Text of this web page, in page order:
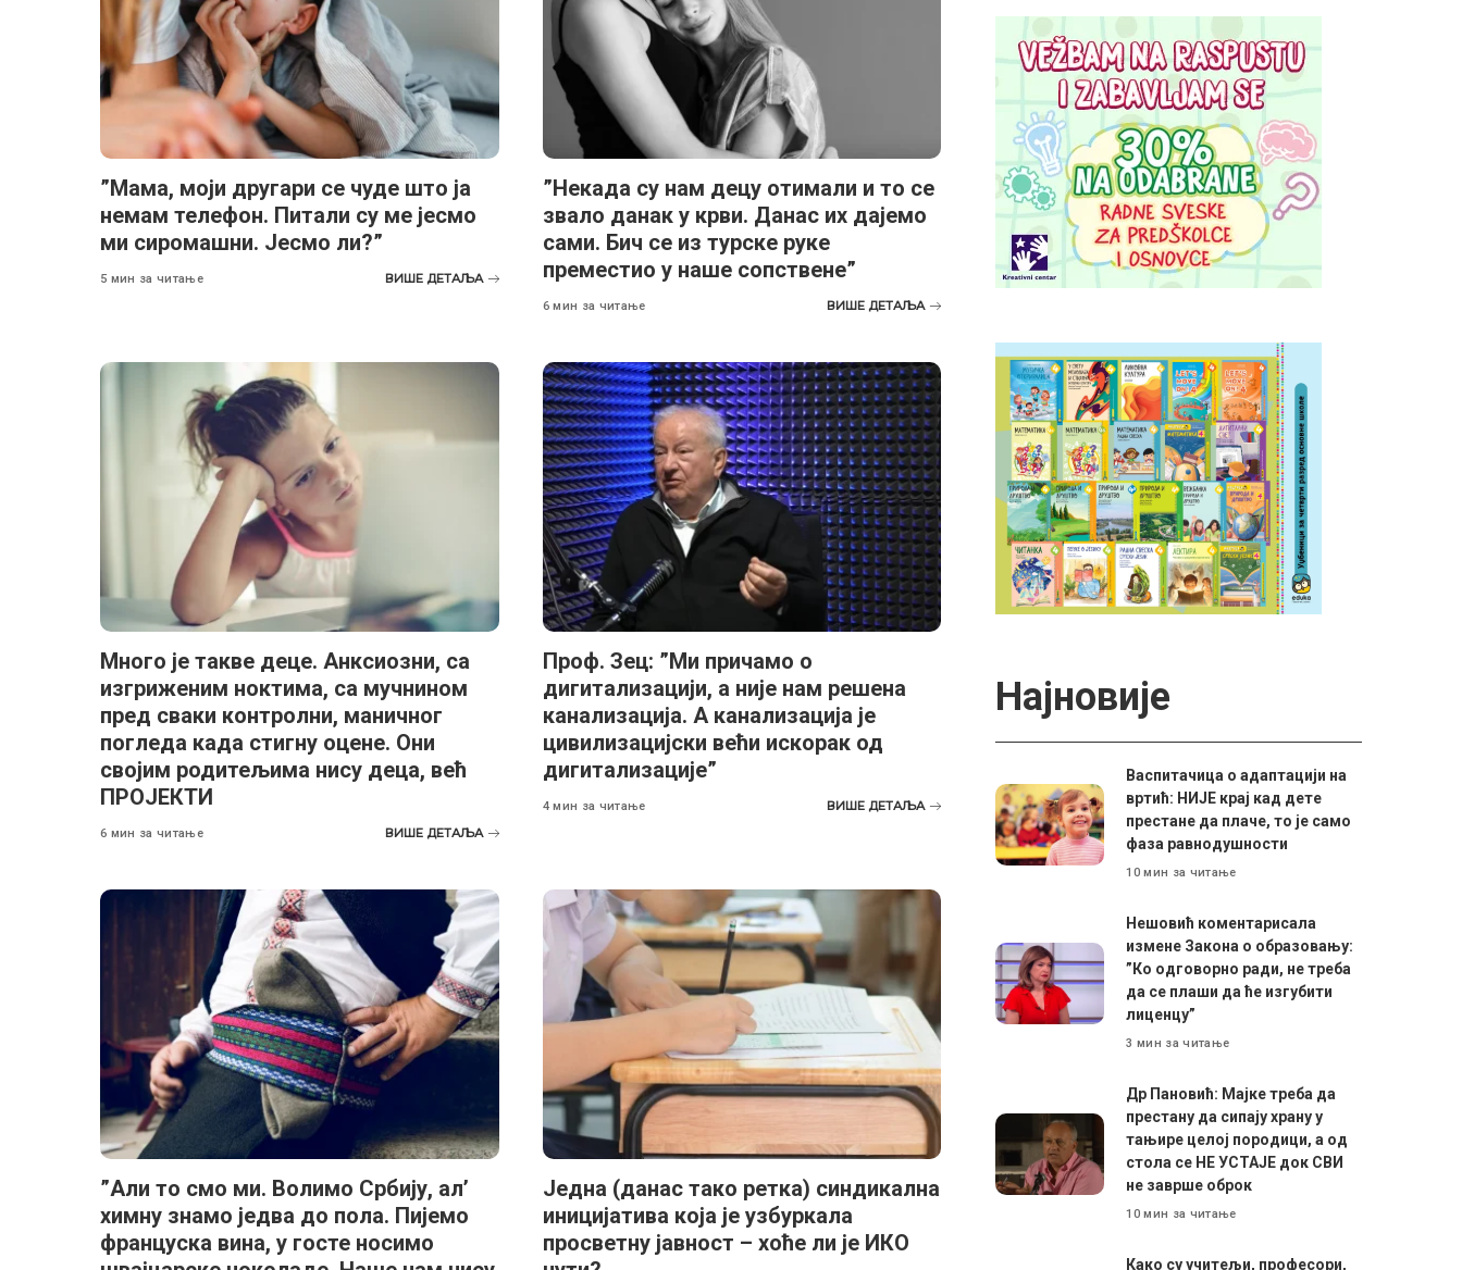
”Мама, моји другари се чуде што ја
немам телефон. Питали су ме јесмо
ми сиромашни. Јесмо ли?”
5 мин за читање ВИШЕ ДЕТАЉА
”Некада су нам децу отимали и то се
звало данак у крви. Данас их дајемо
сами. Бич се из турске руке
преместио у наше сопствене”
6 мин за читање ВИШЕ ДЕТАЉА
Много је такве деце. Анксиозни, са
изгриженим ноктима, са мучнином
пред сваки контролни, маничног
погледа када стигну оцене. Они
својим родитељима нису деца, већ
ПРОЈЕКТИ
6 мин за читање ВИШЕ ДЕТАЉА
Проф. Зец: ”Ми причамо о
дигитализацији, а није нам решена
канализација. А канализација је
цивилизацијски већи искорак од
дигитализације”
4 мин за читање ВИШЕ ДЕТАЉА
”Али то смо ми. Волимо Србију, ал’
химну знамо једва до пола. Пијемо
француска вина, у госте носимо
Једна (данас тако ретка) синдикална
иницијатива која је узбуркала
просветну јавност – хоће ли је ИКО
Најновије
Васпитачица о адаптацији на
вртић: НИЈЕ крај кад дете
престане да плаче, то је само
фаза равнодушности
10 мин за читање
Нешовић коментарисала
измене Закона о образовању:
”Ко одговорно ради, не треба
да се плаши да ће изгубити
лиценцу”
3 мин за читање
Др Пановић: Мајке треба да
престану да сипају храну у
тањире целој породици, а од
стола се НЕ УСТАЈЕ док СВИ
не заврше оброк
10 мин за читање
Како су учитељи, професори,